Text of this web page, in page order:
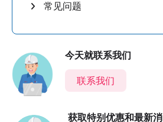
常见问题
今天就联系我们
联系我们
获取特别优惠和最新消